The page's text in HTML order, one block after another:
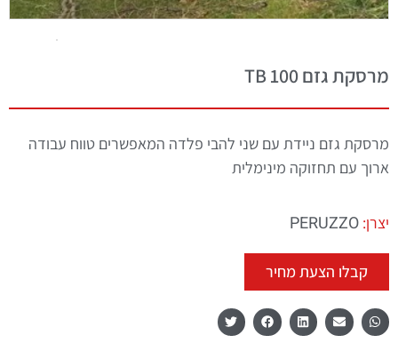
מרסקת גזם TB 100
מרסקת גזם ניידת עם שני להבי פלדה המאפשרים טווח עבודה
ארוך עם תחזוקה מינימלית
יצרן: PERUZZO
קבלו הצעת מחיר